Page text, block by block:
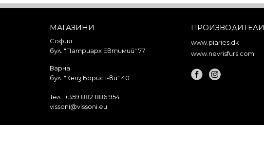
МАГАЗИНИ
София
бул. "Патриарх Евтимий" 77
Варна
бул. "Княз Борис I-ви" 40
Тел.: +359 882 886 954
vissoni@vissoni.eu
ПРОИЗВОДИТЕЛИ
www.piaries.dk
www.nevrisfurs.com